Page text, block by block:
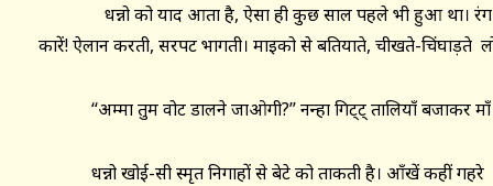
धन्नो को याद आता है, ऐसा ही कुछ साल पहले भी हुआ था। रंग-
कारें! ऐलान करती, सरपट भागती। माइको से बतियाते, चीखते-चिंघाड़ते
‘‘अम्मा तुम वोट डालने जाओगी?’’ नन्हा गिट्ट् तालियाँ बजाकर
धन्नो खोई-सी स्मृत निगाहों से बेटे को ताकती है। आँखें कहीं गहरे